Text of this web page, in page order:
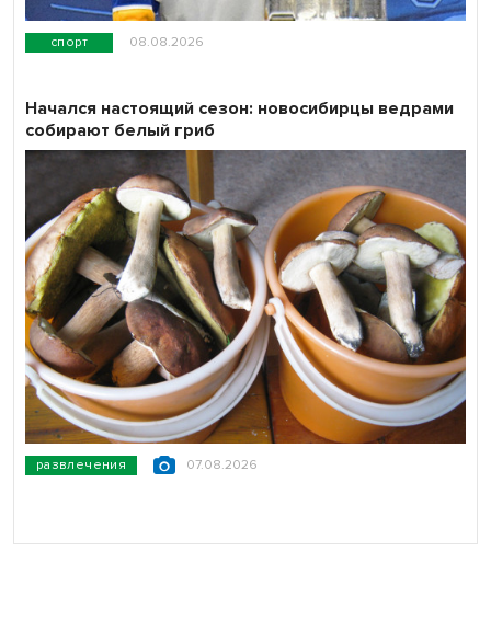
спорт 08.08.2026
развлечения 07.08.2026
Начался настоящий сезон: новосибирцы ведрами
собирают белый гриб